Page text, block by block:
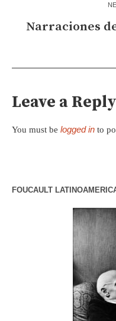
Narraciones
Leave a Reply
You must be logged in to
FOUCAULT